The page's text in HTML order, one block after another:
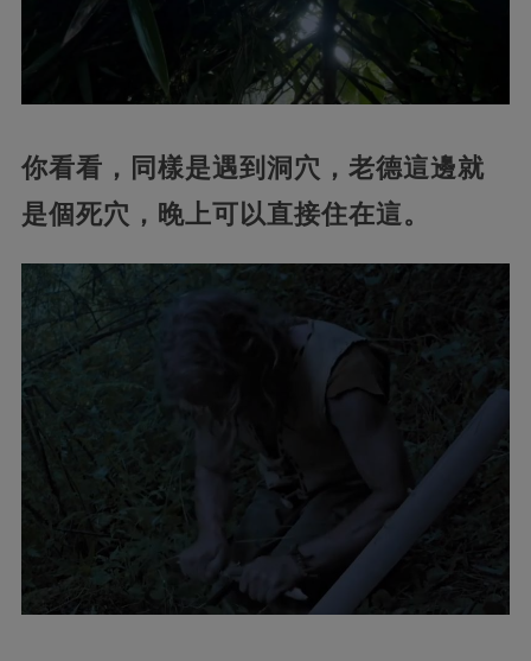
你看看，同樣是遇到洞穴，老德這邊就
是個死穴，晚上可以直接住在這。